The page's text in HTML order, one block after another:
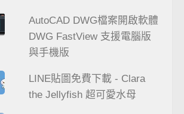
AutoCAD DWG檔案開啟軟體
DWG FastView 支援電腦版
與手機版
LINE貼圖免費下載 - Clara
the Jellyfish 超可愛水母